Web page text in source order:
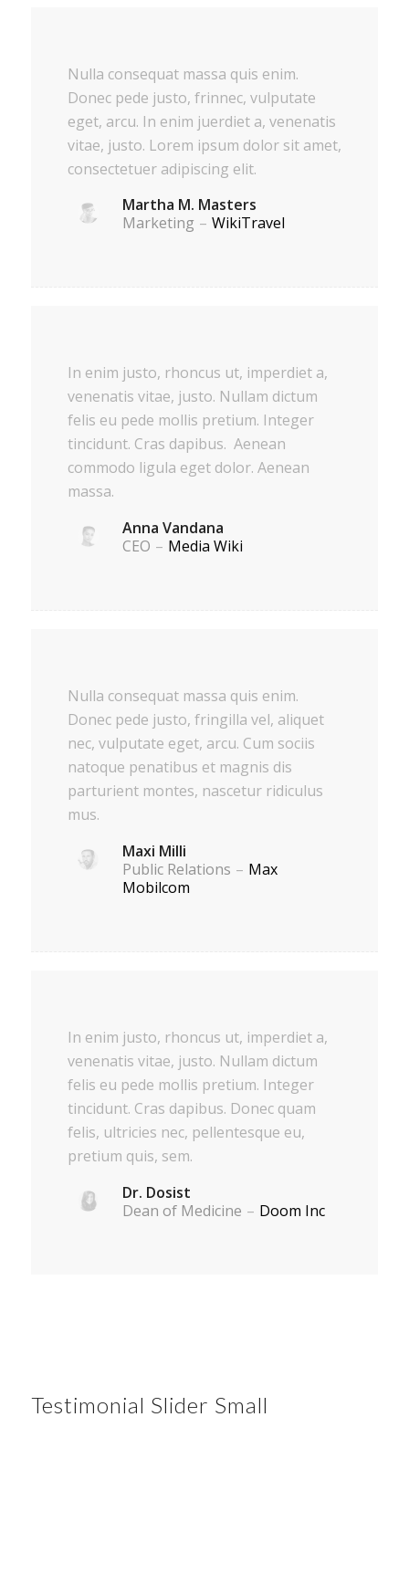
Nulla consequat massa quis enim.
Donec pede justo, frinnec, vulputate
eget, arcu. In enim juerdiet a, venenatis
vitae, justo. Lorem ipsum dolor sit amet,
consectetuer adipiscing elit.
Martha M. Masters
Marketing – WikiTravel
In enim justo, rhoncus ut, imperdiet a,
venenatis vitae, justo. Nullam dictum
felis eu pede mollis pretium. Integer
tincidunt. Cras dapibus. Aenean
commodo ligula eget dolor. Aenean
massa.
Anna Vandana
CEO – Media Wiki
Nulla consequat massa quis enim.
Donec pede justo, fringilla vel, aliquet
nec, vulputate eget, arcu. Cum sociis
natoque penatibus et magnis dis
parturient montes, nascetur ridiculus
mus.
Maxi Milli
Public Relations – Max
Mobilcom
In enim justo, rhoncus ut, imperdiet a,
venenatis vitae, justo. Nullam dictum
felis eu pede mollis pretium. Integer
tincidunt. Cras dapibus. Donec quam
felis, ultricies nec, pellentesque eu,
pretium quis, sem.
Dr. Dosist
Dean of Medicine – Doom Inc
Testimonial Slider Small